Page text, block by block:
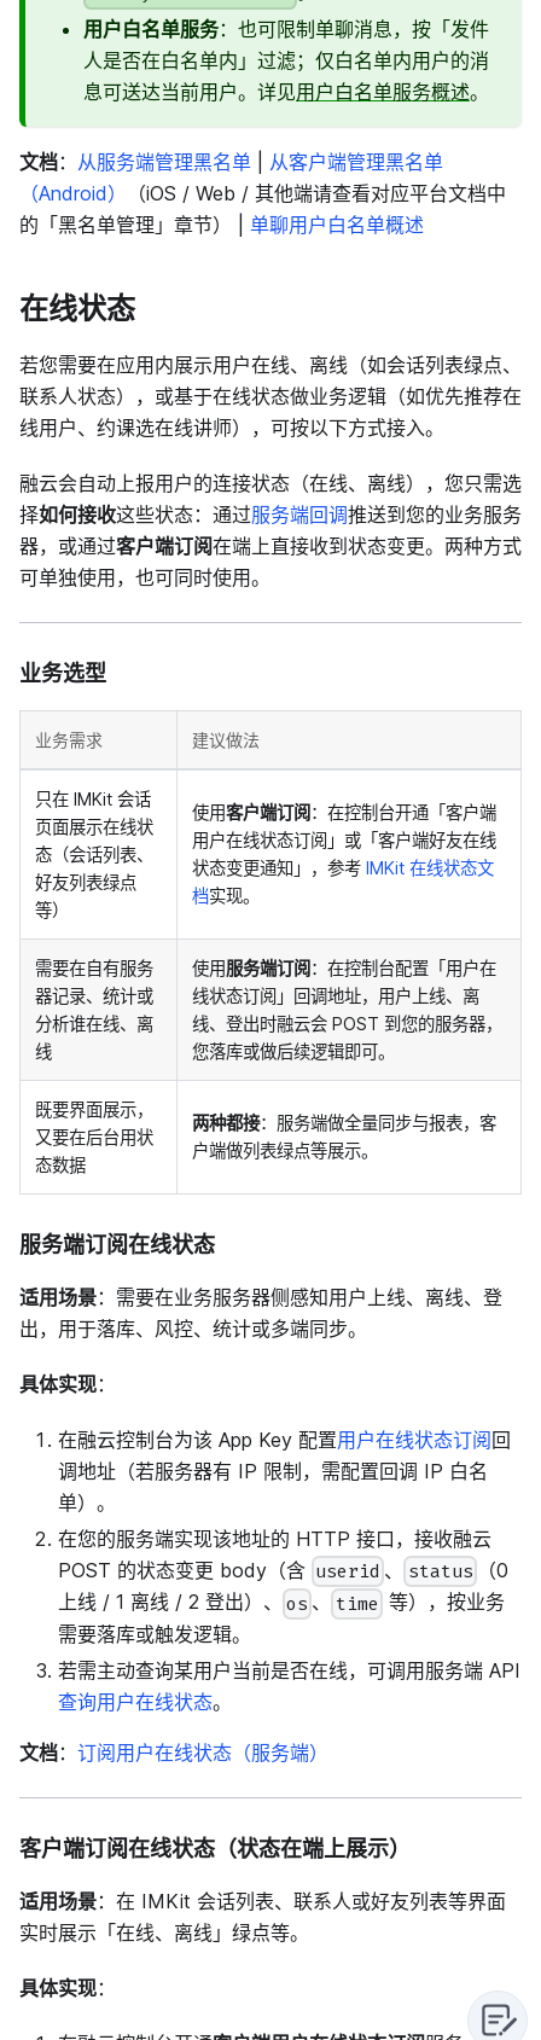
用户白名单服务：也可限制单聊消息，按「发件
人是否在白名单内」过滤；仅白名单内用户的消
息可送达当前用户。详见用户白名单服务概述。
文档： 从服务端管理黑名单
从客户端管理黑名单
（Android）
（iOS / Web / 其他端请查看对应平台文档中
的「黑名单管理」章节） | 单聊用户白名单概述
在线状态
若您需要在应用内展示用户在线、离线（如会话列表绿点、
联系人状态），或基于在线状态做业务逻辑（如优先推荐在
线用户、约课选在线讲师），可按以下方式接入。
融云会自动上报用户的连接状态（在线、离线），您只需选
择如何接收这些状态：通过服务端回调推送到您的业务服务
器，或通过客户端订阅在端上直接收到状态变更。两种方式
可单独使用，也可同时使用。
业务选型
业务需求 建议做法
只在 IMKit 会话
页面展示在线状
态（会话列表、
好友列表绿点
等）
使用客户端订阅 ：在控制台开通「客户端
用户在线状态订阅」或「客户端好友在线
状态变更通知」，参考 IMKit 在线状态文
档实现。
需要在自有服务
器记录、统计或
分析谁在线、离
线
使用服务端订阅 ：在控制台配置「用户在
线状态订阅」回调地址，用户上线、离
线、登出时融云会 POST 到您的服务器，
您落库或做后续逻辑即可。
既要界面展示，
又要在后台用状
态数据
两种都接：服务端做全量同步与报表，客
户端做列表绿点等展示。
服务端订阅在线状态
适用场景：需要在业务服务器侧感知用户上线、离线、登
出，用于落库、风控、统计或多端同步。
具体实现：
在融云控制台为该 App Key 配置用户在线状态订阅回
调地址（若服务器有 IP 限制，需配置回调 IP 白名
单）。
在您的服务端实现该地址的 HTTP 接口，接收融云
POST 的状态变更 body（含 userid 、 status
（0
上线 / 1 离线 / 2 登出）、
os 、 time 等），按业务
需要落库或触发逻辑。
若需主动查询某用户当前是否在线，可调用服务端 API
查询用户在线状态。
文档： 订阅用户在线状态（服务端）
客户端订阅在线状态（状态在端上展示）
适用场景：在 IMKit 会话列表、联系人或好友列表等界面
实时展示「在线、离线」绿点等。
具体实现：